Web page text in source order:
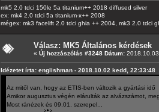
mk5 2.0 tdci 150le 5a titanium++ 2018 diffused silver
ex: mk4 2.0 tdci 5a titanium-x++ 2008
mégex: mk3 facelift 2.0 tdci ghia ++ 2004, mk3 2.0 tdci
Válasz: MK5 Általános kérdések
« Új hozzászólás #3248 Dátum:
Idézetet írta: englishman - 2018.10.02 kedd, 22:33:48
Az mitől van, hogy az ETIS-ben változik a gyártási idő
Amikor augusztus végén elárulták az alvázszámot,
Most ránézek és 09.01. szerepel...